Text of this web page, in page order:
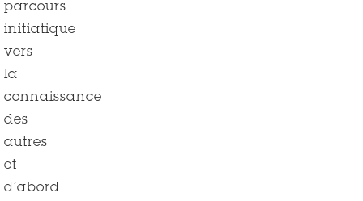
parcours
initiatique
vers
la
connaissance
des
autres
et
d’abord